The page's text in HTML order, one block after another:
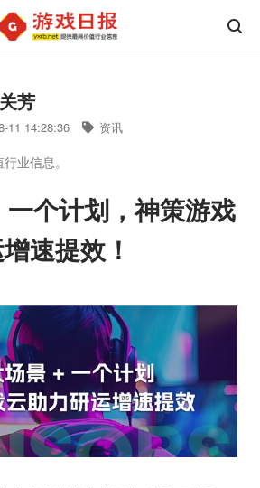
芳
11 14:28:36 资讯
业信息。
个计划，神策游戏
速提效！